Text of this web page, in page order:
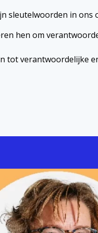
sleutelwoorden in ons
hen om
tot verantwoordelijke